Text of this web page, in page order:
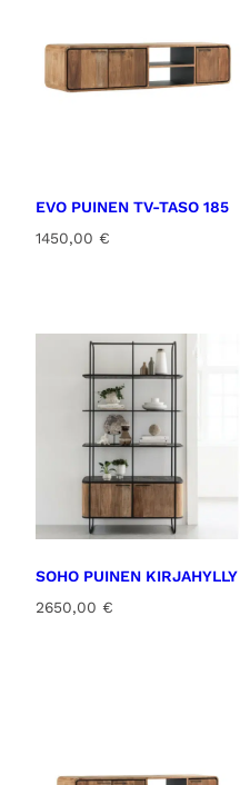
EVO PUINEN TV-TASO 185
1450,00 €
SOHO PUINEN KIRJAHYLLY
2650,00 €